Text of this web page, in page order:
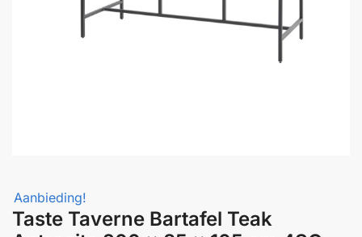
Aanbieding!
Taste Taverne Bartafel Teak